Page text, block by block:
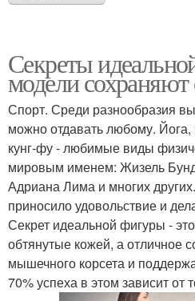
Секреты
модели
Спорт. Среди разнообразия
можно отдавать любому. Йога,
кунг-фу - любимые виды
мировым именем: Жизель
Адриана Лима и многих
приносило удовольствие и
Секрет идеальной фигуры -
обтянутые кожей, а отличное
мышечного корсета и
70% успеха в этом зависит от